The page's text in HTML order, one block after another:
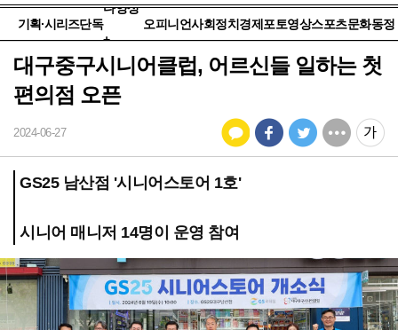
기획·시리즈단독
다양성
+
오피니언사회정치 경제 포토영상스포츠문화동정
대구중구시니어클럽, 어르신들 일하는 첫
편의점 오픈
2024-06-27
GS25 남산점 '시니어스토어 1호'
시니어 매니저 14명이 운영 참여